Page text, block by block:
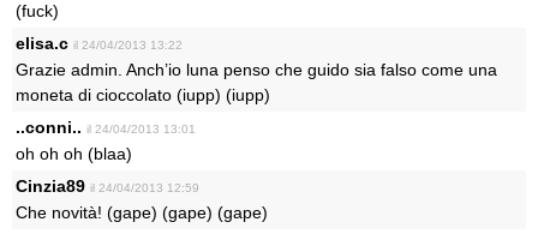
(fuck)
elisa.c il 24/04/2013 13:22
Grazie admin. Anch’io luna penso che guido sia falso come una
moneta di cioccolato (iupp) (iupp)
..conni.. il 24/04/2013 13:01
oh oh oh (blaa)
Cinzia89 il 24/04/2013 12:59
Che novità! (gape) (gape) (gape)